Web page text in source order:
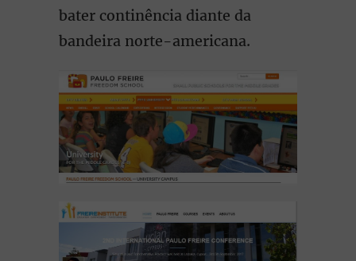
bater continência diante da
bandeira norte-americana.